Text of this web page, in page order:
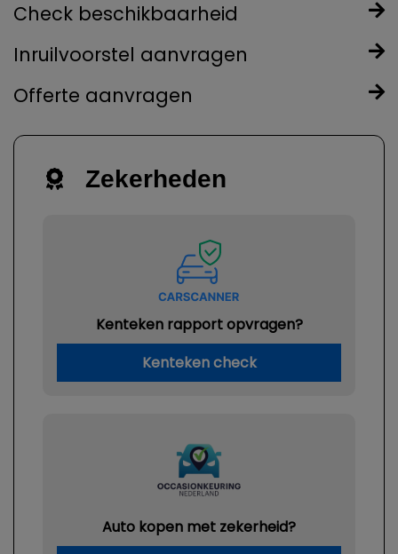
Check beschikbaarheid
Inruilvoorstel aanvragen
Offerte aanvragen
Zekerheden
Kenteken rapport opvragen?
Kenteken check
Auto kopen met zekerheid?